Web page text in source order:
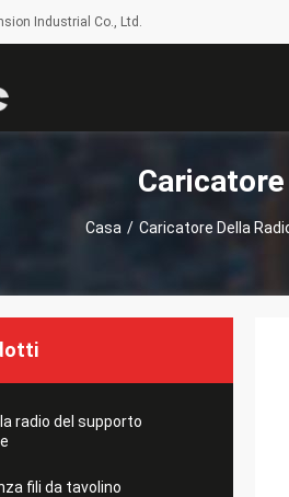
Industrial Co., Ltd.
Casa / Caricatore Della
radio del supporto
fili da tavolino